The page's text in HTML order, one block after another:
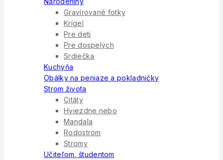
Gravírované fotky
Krígel
Pre deti
Pre dospelých
Srdiečka
Kuchyňa
Obálky na peniaze a pokladničky
Strom života
Citáty
Hviezdne nebo
Mandala
Rodostrom
Stromy
Učiteľom, študentom